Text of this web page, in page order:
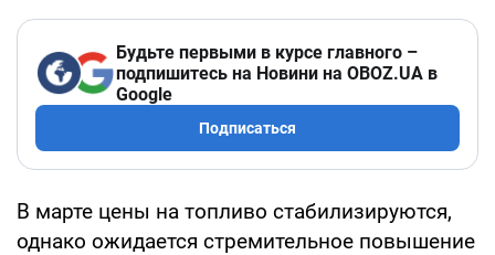
Будьте первыми в курсе главного –
подпишитесь на Новини на OBOZ.UA в
Google
Подписаться
В марте цены на топливо стабилизируются,
однако ожидается стремительное повышение